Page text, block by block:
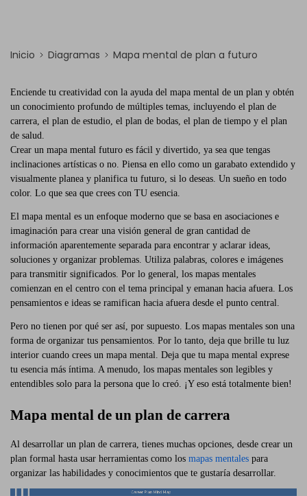
Inicio Diagramas Mapa mental de plan a futuro
Enciende tu creatividad con la ayuda del mapa mental de un plan y obtén
un conocimiento profundo de múltiples temas, incluyendo el plan de
carrera, el plan de estudio, el plan de bodas, el plan de tiempo y el plan
de salud.
Crear un mapa mental futuro es fácil y divertido, ya sea que tengas
inclinaciones artísticas o no. Piensa en ello como un garabato extendido y
visualmente planea y planifica tu futuro, si lo deseas. Un sueño en todo
color. Lo que sea que crees con TU esencia.
El mapa mental es un enfoque moderno que se basa en asociaciones e
imaginación para crear una visión general de gran cantidad de
información aparentemente separada para encontrar y aclarar ideas,
soluciones y organizar problemas. Utiliza palabras, colores e imágenes
para transmitir significados. Por lo general, los mapas mentales
comienzan en el centro con el tema principal y emanan hacia afuera. Los
pensamientos e ideas se ramifican hacia afuera desde el punto central.
Pero no tienen por qué ser así, por supuesto. Los mapas mentales son una
forma de organizar tus pensamientos. Por lo tanto, deja que brille tu luz
interior cuando crees un mapa mental. Deja que tu mapa mental exprese
tu esencia más íntima. A menudo, los mapas mentales son legibles y
entendibles solo para la persona que lo creó. ¡Y eso está totalmente bien!
Mapa mental de un plan de carrera
Al desarrollar un plan de carrera, tienes muchas opciones, desde crear un
plan formal hasta usar herramientas como los mapas mentales para
organizar las habilidades y conocimientos que te gustaría desarrollar.